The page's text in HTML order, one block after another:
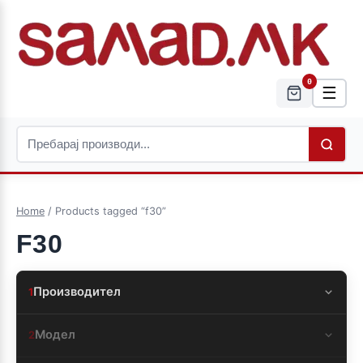
0
☰
Home / Products tagged “f30”
F30
1Производител
2Модел